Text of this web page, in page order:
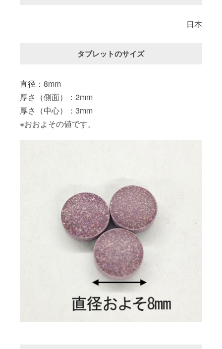
日本
タブレットのサイズ
直径：8mm
厚さ（側面）：2mm
厚さ（中心）：3mm
※おおよその値です。